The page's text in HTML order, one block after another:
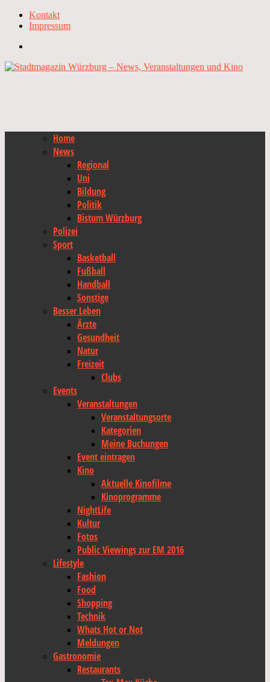
Kontakt
Impressum
Home
News
Regional
Uni
Bildung
Politik
Bistum Würzburg
Polizei
Sport
Basketball
Fußball
Handball
Sonstige
Besser Leben
Ärzte
Gesundheit
Natur
Freizeit
Clubs
Events
Veranstaltungen
Veranstaltungsorte
Kategorien
Meine Buchungen
Event eintragen
Kino
Aktuelle Kinofilme
Kinoprogramme
NightLife
Kultur
Fotos
Public Viewings zur EM 2016
Lifestyle
Fashion
Food
Shopping
Technik
Whats Hot or Not
Meldungen
Gastronomie
Restaurants